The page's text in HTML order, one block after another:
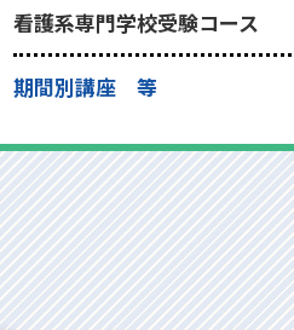
看護系専⾨学校受験コース
期間別講座 等